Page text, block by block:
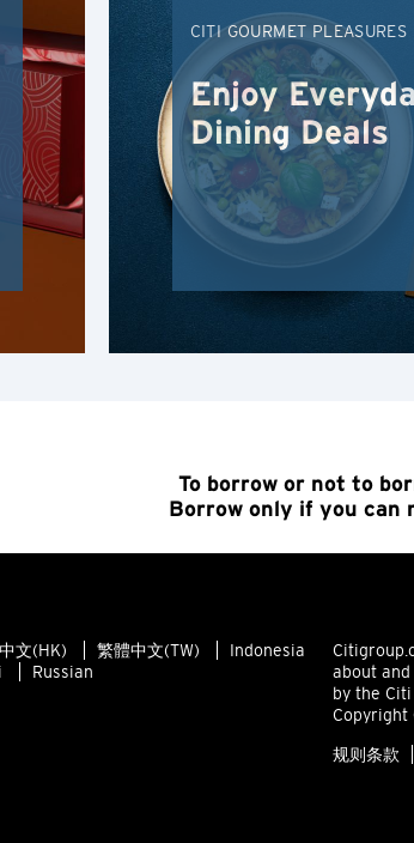
从A到Z
从Z到A
显示结果
CITI GOURMET PLEASURES
Enjoy
Dining Deals
To borrow or not to
Borrow only if you can
文(HK) 繁體中文(TW)
Indonesia
Russian
about
by the
Copyright
规则条款
悉尼, 澳大利亚
新加坡
曼谷, 泰国
香港
香港
香港岛, 香港
H